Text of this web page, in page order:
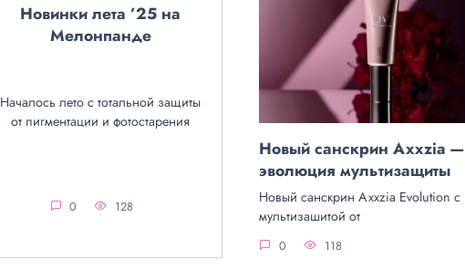
Новинки лета ’25 на
Мелонпанде
Началось лето с тотальной защиты
от пигментации и фотостарения
0 128
Новый санскрин Axxzia —
эволюция мультизащиты
Новый санскрин Axxzia Evolution с
мультизашитой от
0 118